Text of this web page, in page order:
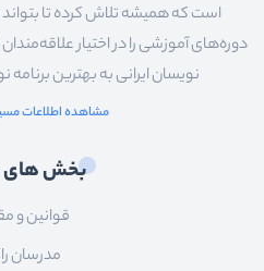
است که همیشه تلاش کرده تا بتواند
دوره‌های آموزشی را در اختیار
نویسان ایرانی به بهترین
مشاهده اطلاعات
بخش های
قوانین و
مدرسان